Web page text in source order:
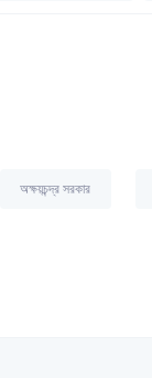
অক্ষয়চন্দ্র সরকার